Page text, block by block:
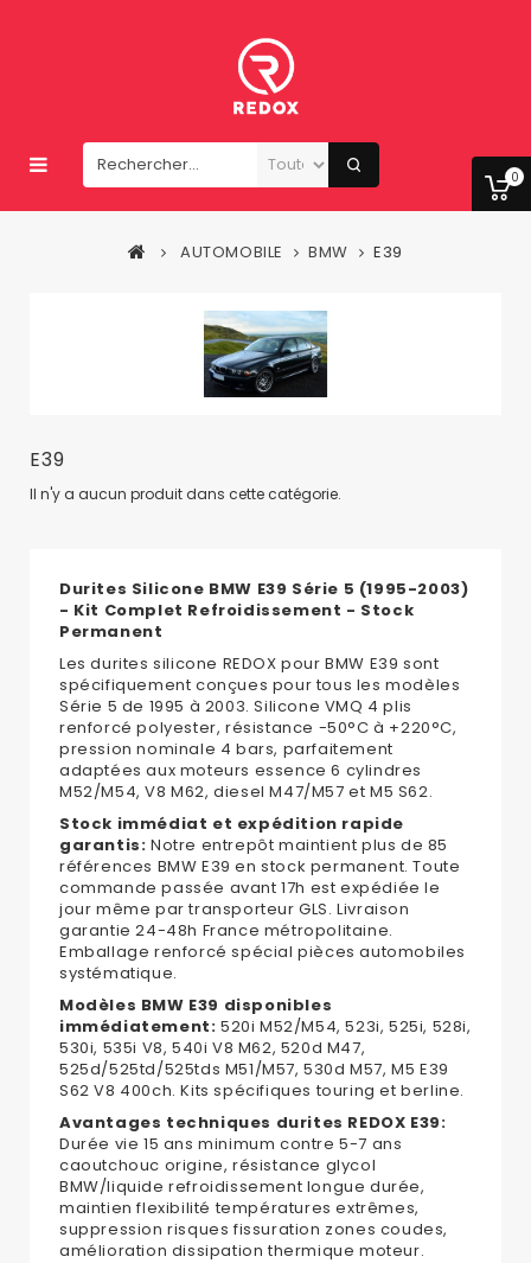
0
AUTOMOBILE BMW E39
E39
Il n'y a aucun produit dans cette catégorie.
Durites Silicone BMW E39 Série 5 (1995-2003)
- Kit Complet Refroidissement - Stock
Permanent
Les durites silicone REDOX pour BMW E39 sont
spécifiquement conçues pour tous les modèles
Série 5 de 1995 à 2003. Silicone VMQ 4 plis
renforcé polyester, résistance -50°C à +220°C,
pression nominale 4 bars, parfaitement
adaptées aux moteurs essence 6 cylindres
M52/M54, V8 M62, diesel M47/M57 et M5 S62.
Stock immédiat et expédition rapide
garantis: Notre entrepôt maintient plus de 85
références BMW E39 en stock permanent. Toute
commande passée avant 17h est expédiée le
jour même par transporteur GLS. Livraison
garantie 24-48h France métropolitaine.
Emballage renforcé spécial pièces automobiles
systématique.
Modèles BMW E39 disponibles
immédiatement: 520i M52/M54, 523i, 525i, 528i,
530i, 535i V8, 540i V8 M62, 520d M47,
525d/525td/525tds M51/M57, 530d M57, M5 E39
S62 V8 400ch. Kits spécifiques touring et berline.
Avantages techniques durites REDOX E39:
Durée vie 15 ans minimum contre 5-7 ans
caoutchouc origine, résistance glycol
BMW/liquide refroidissement longue durée,
maintien flexibilité températures extrêmes,
suppression risques fissuration zones coudes,
amélioration dissipation thermique moteur.